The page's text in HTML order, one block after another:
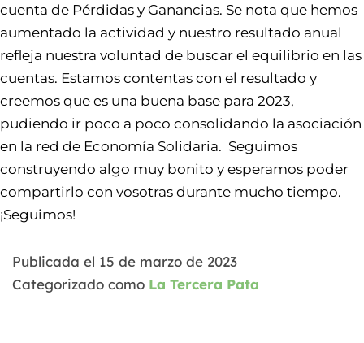
cuenta de Pérdidas y Ganancias. Se nota que hemos
aumentado la actividad y nuestro resultado anual
refleja nuestra voluntad de buscar el equilibrio en las
cuentas. Estamos contentas con el resultado y
creemos que es una buena base para 2023,
pudiendo ir poco a poco consolidando la asociación
en la red de Economía Solidaria. Seguimos
construyendo algo muy bonito y esperamos poder
compartirlo con vosotras durante mucho tiempo.
¡Seguimos!
Publicada el 15 de marzo de 2023
Categorizado como La Tercera Pata